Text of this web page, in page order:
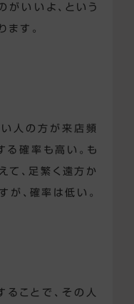
いいよ、という
ます。
人の方が来店頻
る確率も高い。も
て、足繁く遠方か
が、確率は低い。
ことで、その人